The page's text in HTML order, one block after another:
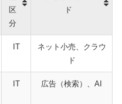
区
分
ド
IT
ネット小売、クラウ
ド
IT 広告（検索）、AI